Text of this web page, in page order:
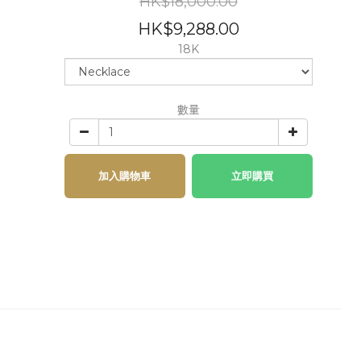
HK$9,288.00
18K
數量
加入購物車 立即購買